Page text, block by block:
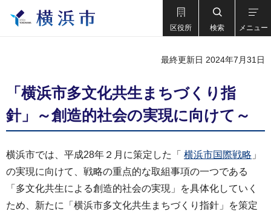
区役所 検索 メニュー
最終更新日 2024年7月31日
「横浜市多文化共生まちづくり指
針」～創造的社会の実現に向けて～
横浜市では、平成28年２月に策定した「 横浜市国際戦略 」
の実現に向けて、戦略の重点的な取組事項の一つである
「多文化共生による創造的社会の実現」を具体化していく
ため、新たに「横浜市多文化共生まちづくり指針」を策定